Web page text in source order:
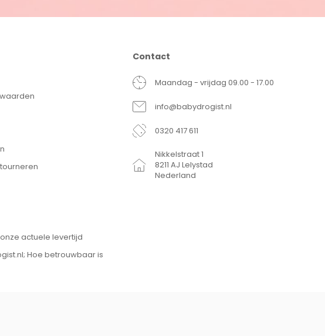
actuele levertijd
Hoe betrouwbaar is
Contact
Maandag - vrijdag 09.00 - 17.00
info@babydrogist.nl
0320 417 611
Nikkelstraat 1
8211 AJ Lelystad
Nederland